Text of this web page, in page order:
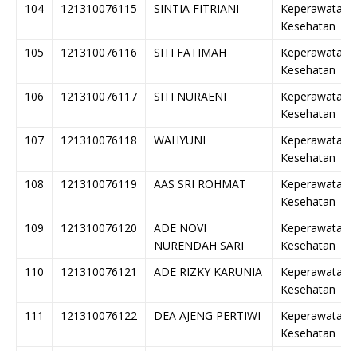
104
121310076115 SINTIA FITRIANI
Keperawatan
Kesehatan
105
121310076116 SITI FATIMAH
Keperawatan
Kesehatan
106
121310076117 SITI NURAENI
Keperawatan
Kesehatan
107
121310076118 WAHYUNI
Keperawatan
Kesehatan
108
121310076119 AAS SRI ROHMAT
Keperawatan
Kesehatan
109
121310076120
ADE NOVI
NURENDAH SARI
Keperawatan
Kesehatan
110
121310076121 ADE RIZKY KARUNIA
Keperawatan
Kesehatan
111
121310076122 DEA AJENG PERTIWI
Keperawatan
Kesehatan